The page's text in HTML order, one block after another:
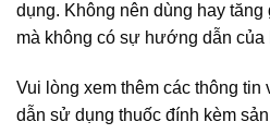
dụng. Không nên dùng hay
mà không có sự hướng dẫn của
Vui lòng xem thêm các thông
dẫn sử dụng thuốc đính kèm